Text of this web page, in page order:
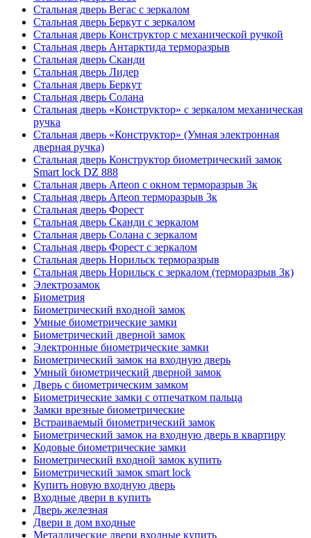
Стальная дверь Вегас с зеркалом
Стальная дверь Беркут с зеркалом
Стальная дверь Конструктор с механической ручкой
Стальная дверь Антарктида терморазрыв
Стальная дверь Сканди
Стальная дверь Лидер
Стальная дверь Беркут
Стальная дверь Солана
Стальная дверь «Конструктор» с зеркалом механическая
ручка
Стальная дверь «Конструктор» (Умная электронная
дверная ручка)
Стальная дверь Конструктор биометрический замок
Smart lock DZ 888
Стальная дверь Arteon с окном терморазрыв 3к
Стальная дверь Arteon терморазрыв 3к
Стальная дверь Форест
Стальная дверь Сканди с зеркалом
Стальная дверь Солана с зеркалом
Стальная дверь Форест с зеркалом
Стальная дверь Норильск терморазрыв
Стальная дверь Норильск с зеркалом (терморазрыв 3к)
Электрозамок
Биометрия
Биометрический входной замок
Умные биометрические замки
Биометрический дверной замок
Электронные биометрические замки
Биометрический замок на входную дверь
Умный биометрический дверной замок
Дверь с биометрическим замком
Биометрические замки с отпечатком пальца
Замки врезные биометрические
Встраиваемый биометрический замок
Биометрический замок на входную дверь в квартиру
Кодовые биометрические замки
Биометрический входной замок купить
Биометрический замок smart lock
Купить новую входную дверь
Входные двери в купить
Дверь железная
Двери в дом входные
Металлические двери входные купить